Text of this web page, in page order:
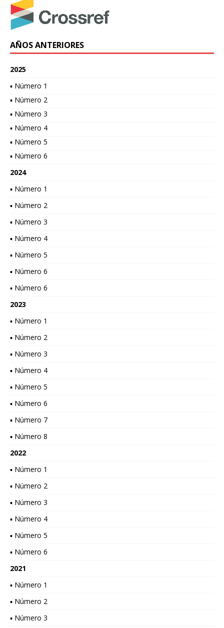
AÑOS ANTERIORES
2025
▪ Número 1
▪ Número 2
▪ Número 3
▪ Número 4
▪ Número 5
▪ Número 6
2024
▪ Número 1
▪ Número 2
▪ Número 3
▪ Número 4
▪ Número 5
▪ Número 6
▪ Número 6
2023
▪ Número 1
▪ Número 2
▪ Número 3
▪ Número 4
▪ Número 5
▪ Número 6
▪ Número 7
▪ Número 8
2022
▪ Número 1
▪ Número 2
▪ Número 3
▪ Número 4
▪ Número 5
▪ Número 6
2021
▪ Número 1
▪ Número 2
▪ Número 3